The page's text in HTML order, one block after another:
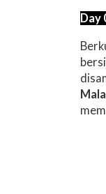
Day